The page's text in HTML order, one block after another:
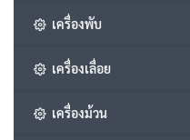
เครื่องพับ
เครื่องเลื่อย
เครื่องม้วน